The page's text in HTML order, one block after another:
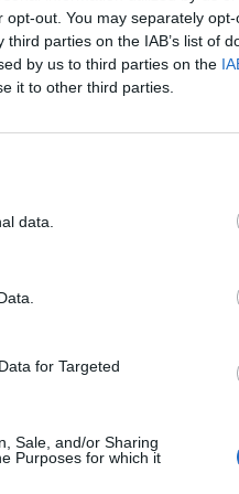
out. You may separately
parties on the IAB’s list of
by us to third parties on the
it to other third parties.
data.
for Targeted
Sale, and/or Sharing
Purposes for which it
a hazai
a Richter.
a részvény-, kötvény-
melynek olvasása